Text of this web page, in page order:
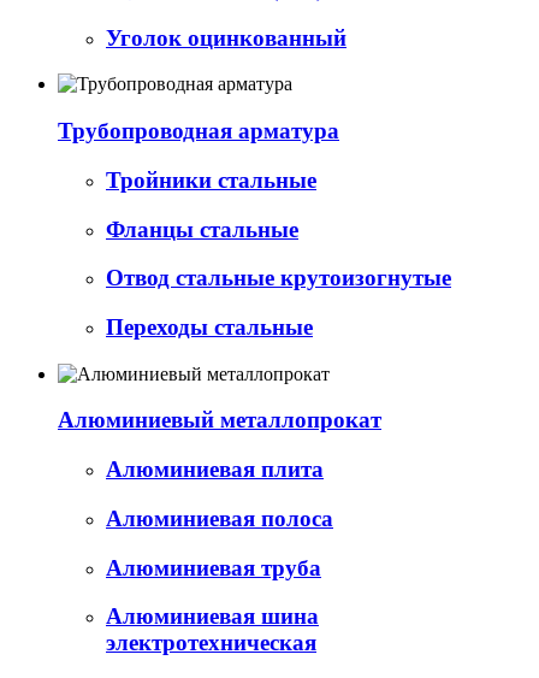
Уголок оцинкованный
Трубопроводная арматура
Тройники стальные
Фланцы стальные
Отвод стальные крутоизогнутые
Переходы стальные
Алюминиевый металлопрокат
Алюминиевая плита
Алюминиевая полоса
Алюминиевая труба
Алюминиевая шина
электротехническая